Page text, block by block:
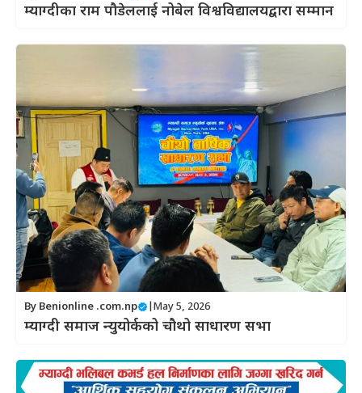
म्याग्दीका राम पौडेललाई नोबेल विश्वविद्यालयद्वारा सम्मान
By Benionline .com.np May 5, 2026
म्याग्दी समाज न्युयोर्कको चौथो साधारण सभा